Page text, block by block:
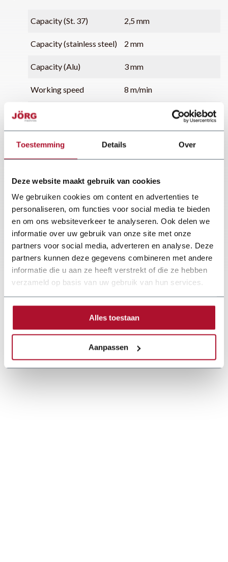
Toestemming Details Over
Deze website maakt gebruik van cookies
We gebruiken cookies om content en advertenties te
personaliseren, om functies voor social media te bieden
en om ons websiteverkeer te analyseren. Ook delen we
informatie over uw gebruik van onze site met onze
partners voor social media, adverteren en analyse. Deze
partners kunnen deze gegevens combineren met andere
informatie die u aan ze heeft verstrekt of die ze hebben
verzameld op basis van uw gebruik van hun services.
Alles toestaan
Aanpassen
Capacity (St. 37) 2,5 mm
Capacity (stainless steel) 2 mm
Capacity (Alu) 3 mm
Working speed 8 m/min
Starting hole diameter
Weight 2,5 kg